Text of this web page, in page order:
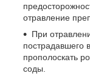
отравление
При
пострадавшего
прополоскать
соды.